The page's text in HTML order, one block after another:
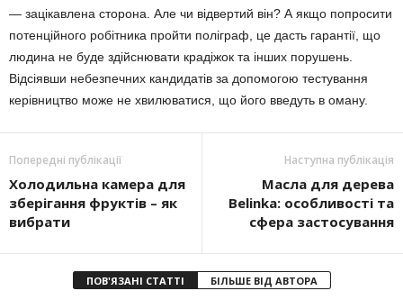
— зацікавлена сторона. Але чи відвертий він? А якщо попросити
потенційного робітника пройти поліграф, це дасть гарантії, що
людина не буде здійснювати крадіжок та інших порушень.
Відсіявши небезпечних кандидатів за допомогою тестування
керівництво може не хвилюватися, що його введуть в оману.
Попередні публікації
Холодильна камера для
зберігання фруктів – як
вибрати
Наступна публікація
Масла для дерева
Belinka: особливості та
сфера застосування
ПОВ'ЯЗАНІ СТАТТІ БІЛЬШЕ ВІД АВТОРА